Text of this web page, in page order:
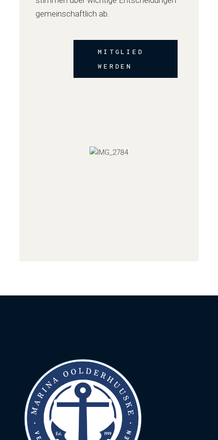
gemeinschaftlich ab.
MITGLIED
WERDEN